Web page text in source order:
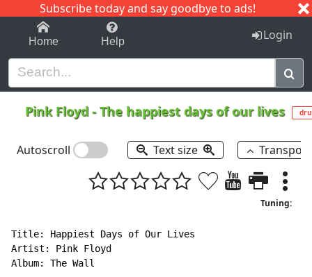
Subscribe today and say goodbye to ads!
1-9 C I J
Home Help Login
Pink Floyd -The happiest days of our lives
Autoscroll Text size
Tuning:
Title: Happiest Days of Our Lives
Artist: Pink Floyd
Album: The Wall